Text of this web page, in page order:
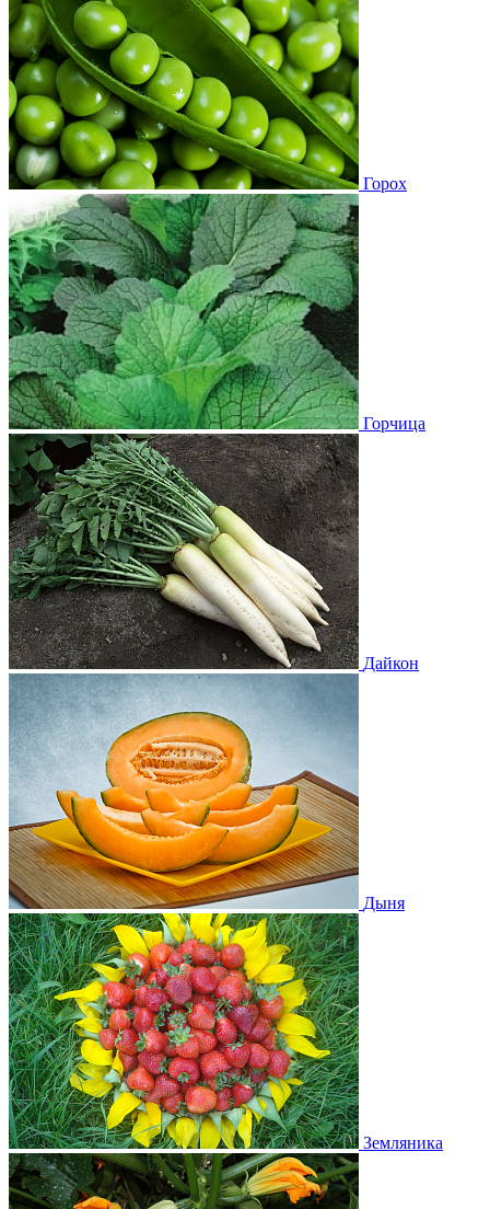
Горох
Горчица
Дайкон
Дыня
Земляника